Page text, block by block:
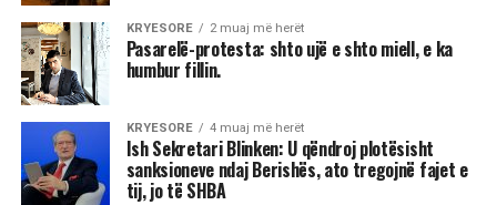
KRYESORE 2 muaj më herët
Pasarelë-protesta: shto ujë e shto miell, e ka
humbur fillin.
KRYESORE 4 muaj më herët
Ish Sekretari Blinken: U qëndroj plotësisht
sanksioneve ndaj Berishës, ato tregojnë fajet e
tij, jo të SHBA